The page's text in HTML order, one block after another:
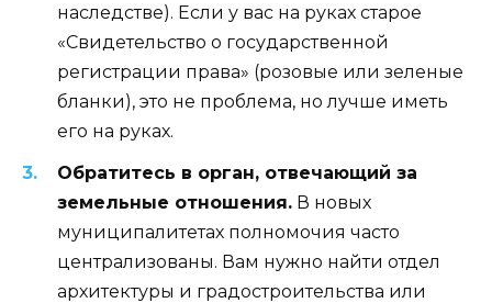
наследстве). Если у вас на руках старое
«Свидетельство о государственной
регистрации права» (розовые или зеленые
бланки), это не проблема, но лучше иметь
его на руках.
Обратитесь в орган, отвечающий за
земельные отношения. В новых
муниципалитетах полномочия часто
централизованы. Вам нужно найти отдел
архитектуры и градостроительства или